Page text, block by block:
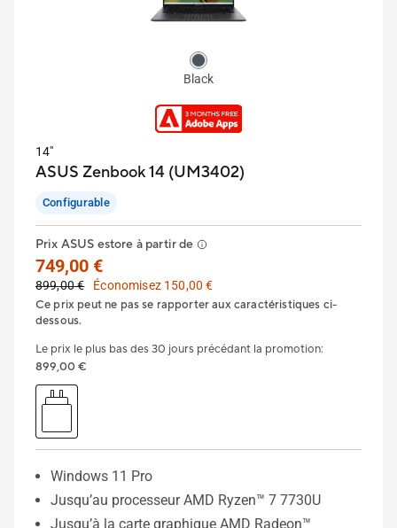
Black
14"
ASUS Zenbook 14 (UM3402)
Configurable
Prix ASUS estore à partir de
749,00 €
899,00 €
Économisez 150,00 €
Ce prix peut ne pas se rapporter aux caractéristiques ci-
dessous.
Le prix le plus bas des 30 jours précédant la promotion:
899,00 €
Windows 11 Pro
Jusqu’au processeur AMD Ryzen™ 7 7730U
Jusqu’à la carte graphique AMD Radeon™